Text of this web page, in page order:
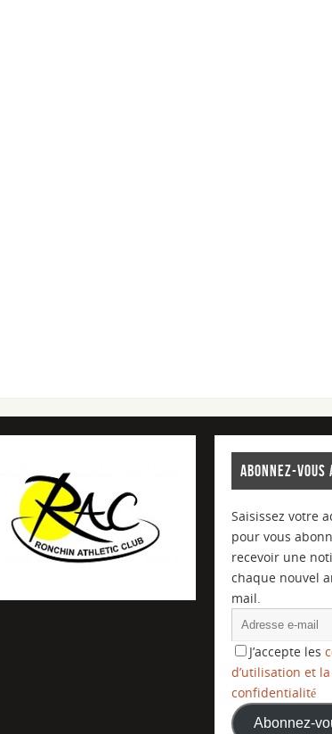
ABONNEZ-VOUS
Saisissez votre
pour vous
recevoir une
chaque nouvel
mail.
J’accepte les
d’utilisation et
confidentialité
Abonnez-